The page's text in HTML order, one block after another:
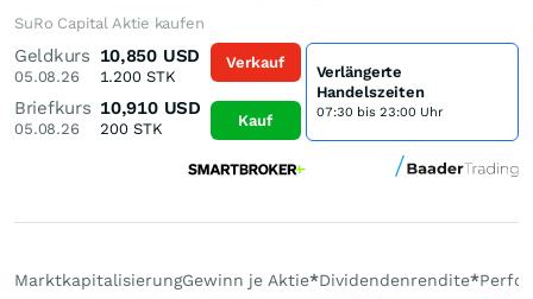
SuRo Capital Aktie kaufen
Geldkurs
05.08.26
10,850 USD
1.200STK
Briefkurs
05.08.26
10,910 USD
200STK
Verkauf
Kauf
Verlängerte
Handelszeiten
07:30 bis 23:00 Uhr
MarktkapitalisierungGewinn je Aktie*Dividendenrendite*